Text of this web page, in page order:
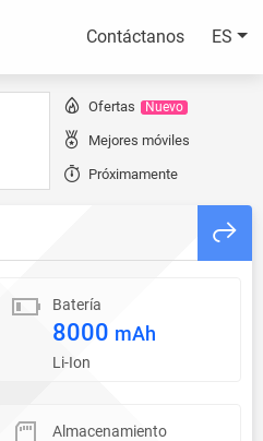
Contáctanos ES
Ofertas Nuevo
Mejores móviles
Próximamente
Batería
8000 mAh
Li-Ion
Almacenamiento